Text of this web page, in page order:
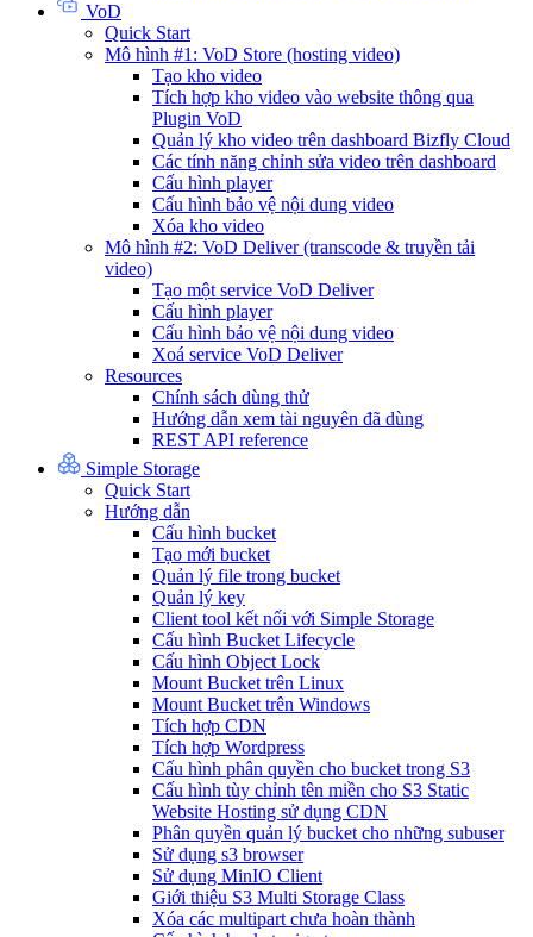
VoD
Quick Start
Mô hình #1: VoD Store (hosting video)
Tạo kho video
Tích hợp kho video vào website thông qua
Plugin VoD
Quản lý kho video trên dashboard Bizfly Cloud
Các tính năng chỉnh sửa video trên dashboard
Cấu hình player
Cấu hình bảo vệ nội dung video
Xóa kho video
Mô hình #2: VoD Deliver (transcode & truyền tải
video)
Tạo một service VoD Deliver
Cấu hình player
Cấu hình bảo vệ nội dung video
Xoá service VoD Deliver
Resources
Chính sách dùng thử
Hướng dẫn xem tài nguyên đã dùng
REST API reference
Simple Storage
Quick Start
Hướng dẫn
Cấu hình bucket
Tạo mới bucket
Quản lý file trong bucket
Quản lý key
Client tool kết nối với Simple Storage
Cấu hình Bucket Lifecycle
Cấu hình Object Lock
Mount Bucket trên Linux
Mount Bucket trên Windows
Tích hợp CDN
Tích hợp Wordpress
Cấu hình phân quyền cho bucket trong S3
Cấu hình tùy chỉnh tên miền cho S3 Static
Website Hosting sử dụng CDN
Phân quyền quản lý bucket cho những subuser
Sử dụng s3 browser
Sử dụng MinIO Client
Giới thiệu S3 Multi Storage Class
Xóa các multipart chưa hoàn thành